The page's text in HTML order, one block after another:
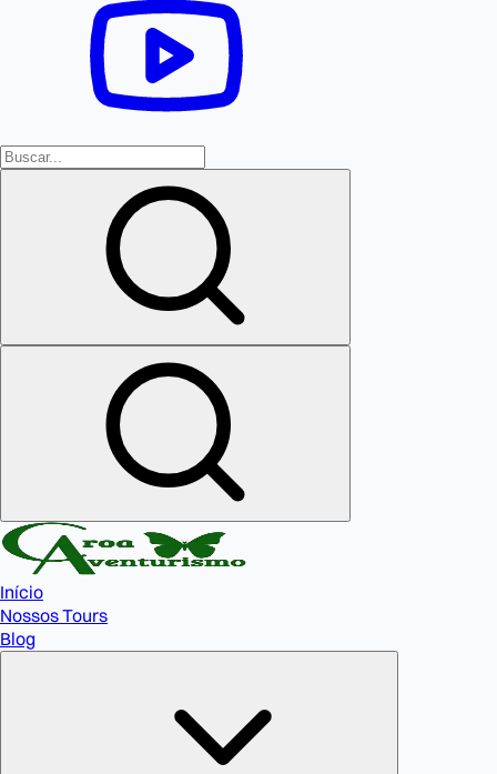
Início
Nossos Tours
Blog